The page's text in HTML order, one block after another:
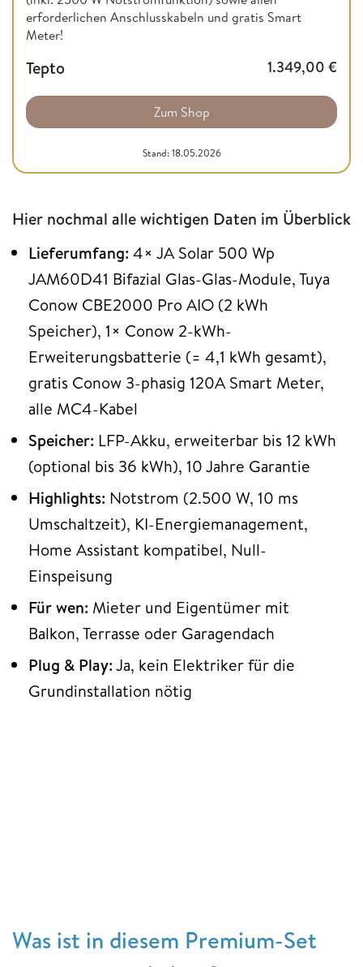
erforderlichen Anschlusskabeln und gratis Smart
Meter!
Tepto 1.349,00 €
Zum Shop
Stand: 18.05.2026
Hier nochmal alle wichtigen Daten im Überblick
Lieferumfang: 4× JA Solar 500 Wp
JAM60D41 Bifazial Glas-Glas-Module, Tuya
Conow CBE2000 Pro AIO (2 kWh
Speicher), 1× Conow 2-kWh-
Erweiterungsbatterie (= 4,1 kWh gesamt),
gratis Conow 3-phasig 120A Smart Meter,
alle MC4-Kabel
Speicher: LFP-Akku, erweiterbar bis 12 kWh
(optional bis 36 kWh), 10 Jahre Garantie
Highlights: Notstrom (2.500 W, 10 ms
Umschaltzeit), KI-Energiemanagement,
Home Assistant kompatibel, Null-
Einspeisung
Für wen: Mieter und Eigentümer mit
Balkon, Terrasse oder Garagendach
Plug & Play:Ja, kein Elektriker für die
Grundinstallation nötig
Was ist in diesem Premium-Set